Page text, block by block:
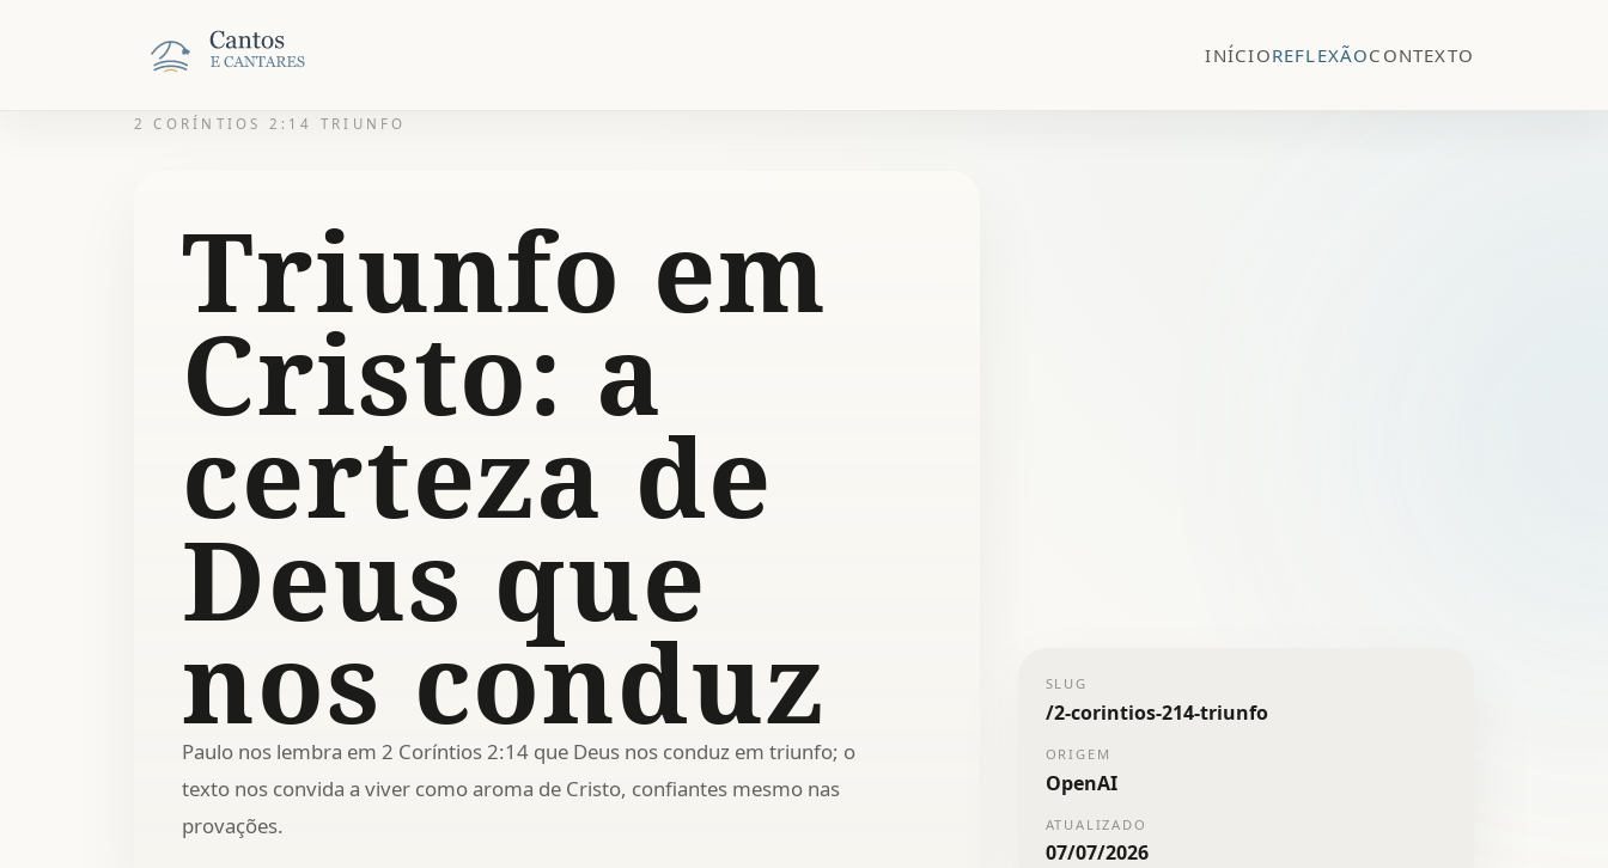
INÍCIOREFLEXÃOCONTEXTO
2 CORÍNTIOS 2:14 TRIUNFO
Triunfo em
Cristo: a
certeza de
Deus que
nos conduz
Paulo nos lembra em 2 Coríntios 2:14 que Deus nos conduz em triunfo; o
texto nos convida a viver como aroma de Cristo, confiantes mesmo nas
provações.
SLUG
/2-corintios-214-triunfo
ORIGEM
OpenAI
ATUALIZADO
07/07/2026